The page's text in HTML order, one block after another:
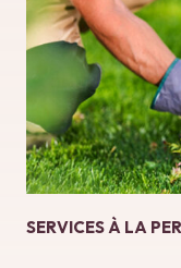
SERVICES À LA